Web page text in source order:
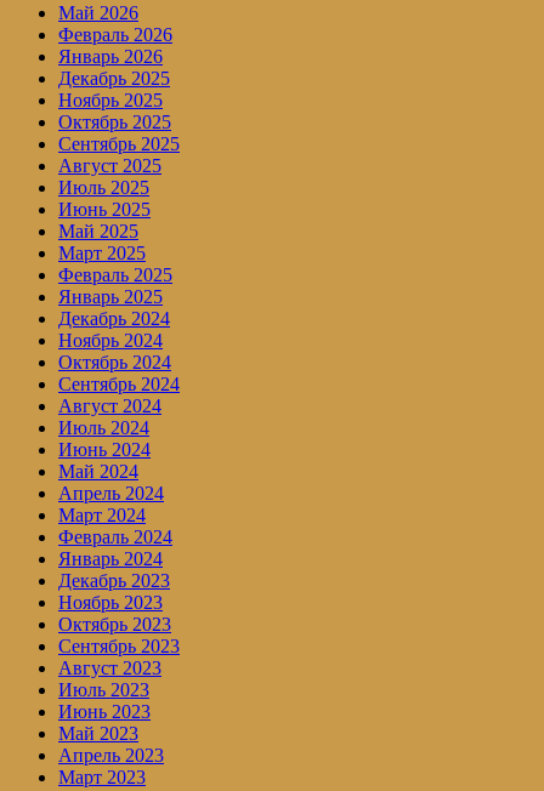
Май 2026
Февраль 2026
Январь 2026
Декабрь 2025
Ноябрь 2025
Октябрь 2025
Сентябрь 2025
Август 2025
Июль 2025
Июнь 2025
Май 2025
Март 2025
Февраль 2025
Январь 2025
Декабрь 2024
Ноябрь 2024
Октябрь 2024
Сентябрь 2024
Август 2024
Июль 2024
Июнь 2024
Май 2024
Апрель 2024
Март 2024
Февраль 2024
Январь 2024
Декабрь 2023
Ноябрь 2023
Октябрь 2023
Сентябрь 2023
Август 2023
Июль 2023
Июнь 2023
Май 2023
Апрель 2023
Март 2023